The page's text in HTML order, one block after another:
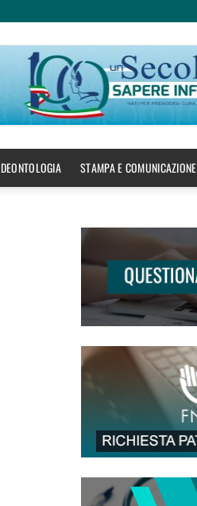
DEONTOLOGIA STAMPA E COMUNICAZIONE